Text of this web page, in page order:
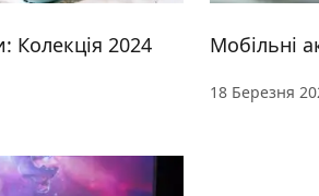
Колекція 2024 Мобільні
18 Березня